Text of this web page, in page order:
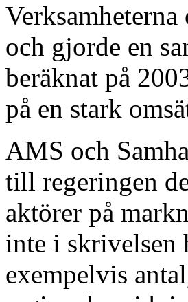
och gjorde en
beräknat på
på en stark
AMS och
till regeringen
aktörer på
inte i skrivelsen
exempelvis